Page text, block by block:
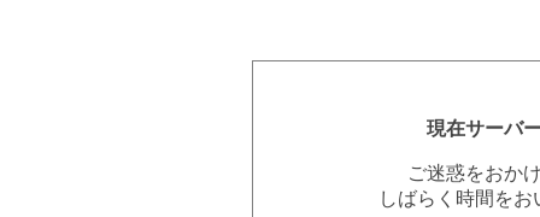
現在サーバ
ご迷惑をおか
しばらく時間を